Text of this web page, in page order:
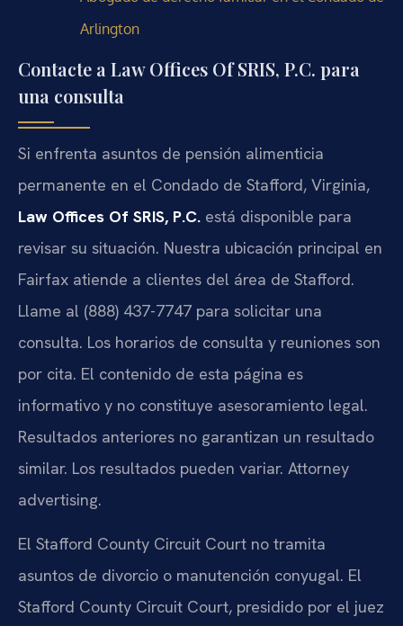
Arlington
Contacte a Law Offices Of SRIS, P.C. para
una consulta
Si enfrenta asuntos de pensión alimenticia
permanente en el Condado de Stafford, Virginia,
Law Offices Of SRIS, P.C. está disponible para
revisar su situación. Nuestra ubicación principal en
Fairfax atiende a clientes del área de Stafford.
Llame al (888) 437-7747 para solicitar una
consulta. Los horarios de consulta y reuniones son
por cita. El contenido de esta página es
informativo y no constituye asesoramiento legal.
Resultados anteriores no garantizan un resultado
similar. Los resultados pueden variar. Attorney
advertising.
El Stafford County Circuit Court no tramita
asuntos de divorcio o manutención conyugal. El
Stafford County Circuit Court, presidido por el juez